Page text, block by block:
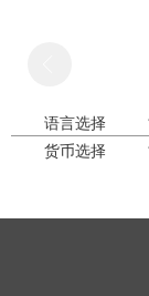
语言选择
货币选择